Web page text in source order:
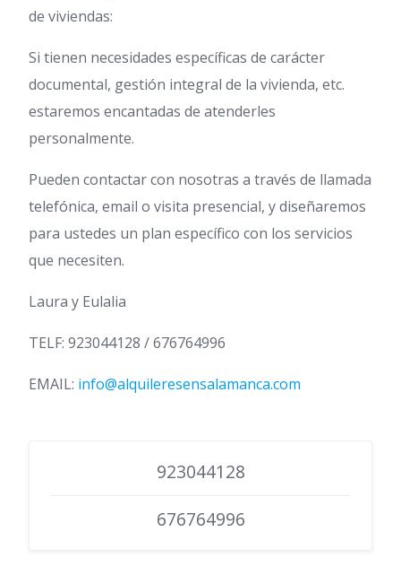
de viviendas:
Si tienen necesidades específicas de carácter
documental, gestión integral de la vivienda, etc.
estaremos encantadas de atenderles
personalmente.
Pueden contactar con nosotras a través de llamada
telefónica, email o visita presencial, y diseñaremos
para ustedes un plan específico con los servicios
que necesiten.
Laura y Eulalia
TELF: 923044128 / 676764996
EMAIL: info@alquileresensalamanca.com
923044128
676764996